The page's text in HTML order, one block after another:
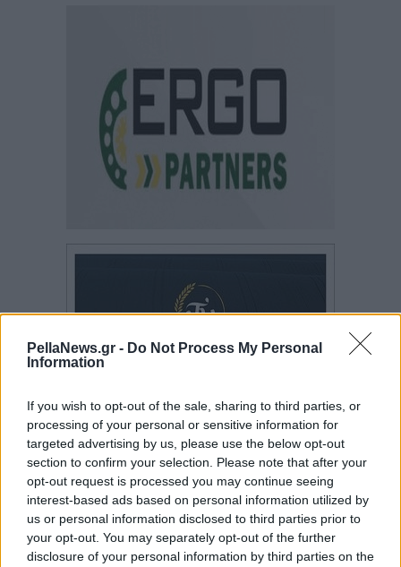
PellaNews.gr - Do Not Process My Personal
Information
If you wish to opt-out of the sale, sharing to third parties, or
processing of your personal or sensitive information for
targeted advertising by us, please use the below opt-out
section to confirm your selection. Please note that after your
opt-out request is processed you may continue seeing
interest-based ads based on personal information utilized by
us or personal information disclosed to third parties prior to
your opt-out. You may separately opt-out of the further
disclosure of your personal information by third parties on the